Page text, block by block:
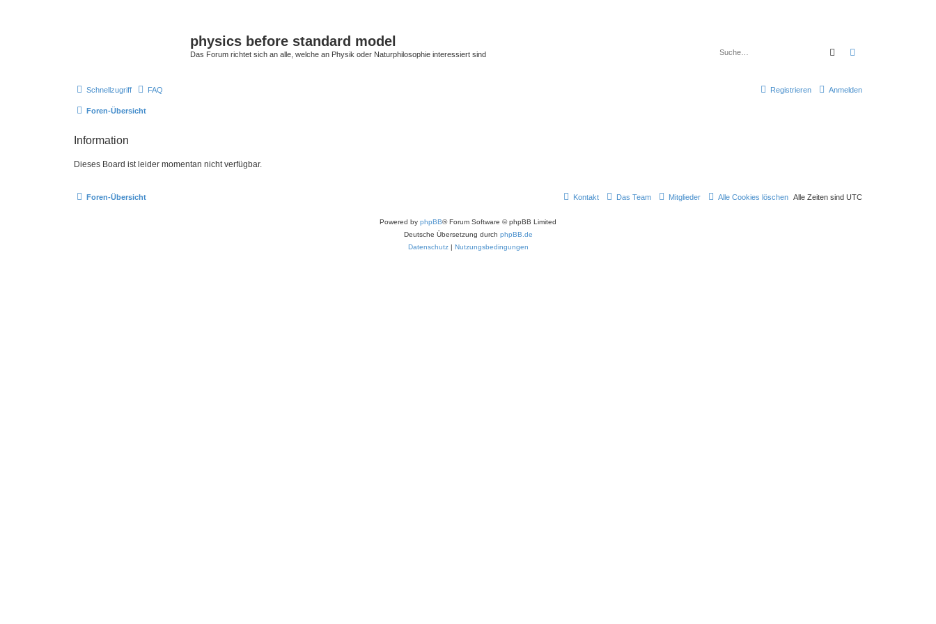
physics before standard model
Das Forum richtet sich an alle, welche an Physik oder Naturphilosophie interessiert sind Suche
Schnellzugriff FAQ Anmelden
Registrieren
Foren-Übersicht
Information
Dieses Board ist leider momentan nicht verfügbar.
Foren-Übersicht Alle Zeiten sind UTC
Alle Cookies löschen
Mitglieder
Das Team
Kontakt
Powered by phpBB® Forum Software © phpBB Limited
Deutsche Übersetzung durch phpBB.de
Datenschutz| Nutzungsbedingungen